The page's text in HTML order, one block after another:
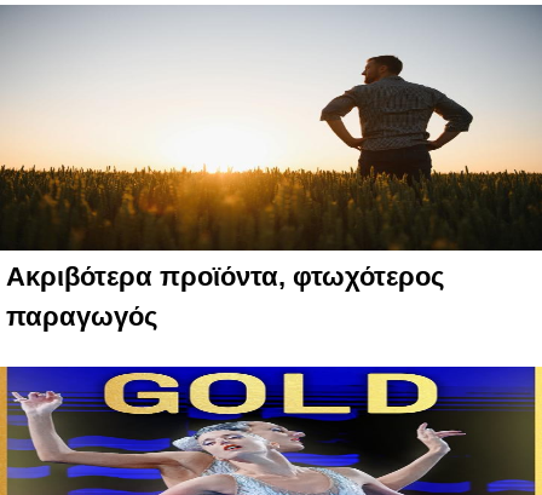
Ακριβότερα προϊόντα, φτωχότερος
παραγωγός